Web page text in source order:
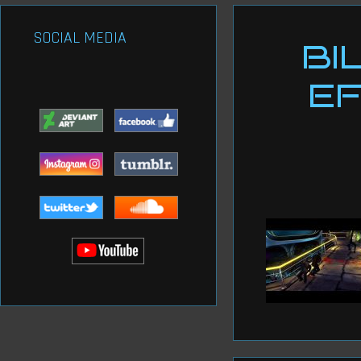
SOCIAL MEDIA